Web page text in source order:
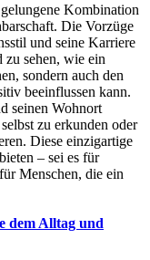
Kombination
Die Vorzüge
und seine Karriere
zu sehen, wie ein
sondern auch den
beeinflussen kann.
seinen Wohnort
zu erkunden oder
Diese einzigartige
– sei es für
Menschen, die ein
dem Alltag und